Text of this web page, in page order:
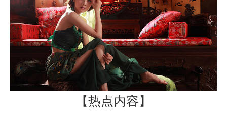
【热点内容】